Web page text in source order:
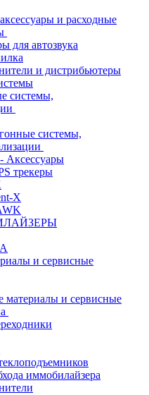
и расходные
для автозвука
и дистрибьютеры
системы,
системы,
Аксессуары
трекеры
X
и сервисные
материалы и сервисные
иммобилайзера